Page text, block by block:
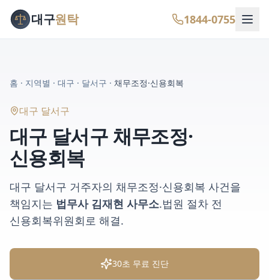
대구원탁 1844-0755
홈 · 지역별 · 대구 · 달서구 · 채무조정·신용회복
대구 달서구
대구 달서구채무조정·
신용회복
대구 달서구 거주자의 채무조정·신용회복 사건을
책임지는 법무사 김재현 사무소.법원 절차 전
신용회복위원회로 해결.
30초 무료 진단